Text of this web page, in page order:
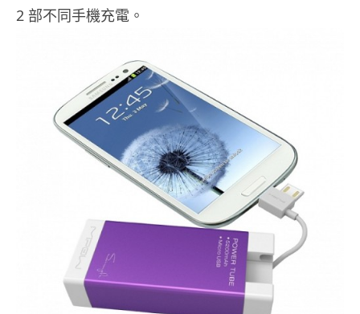
2 部不同手機充電。